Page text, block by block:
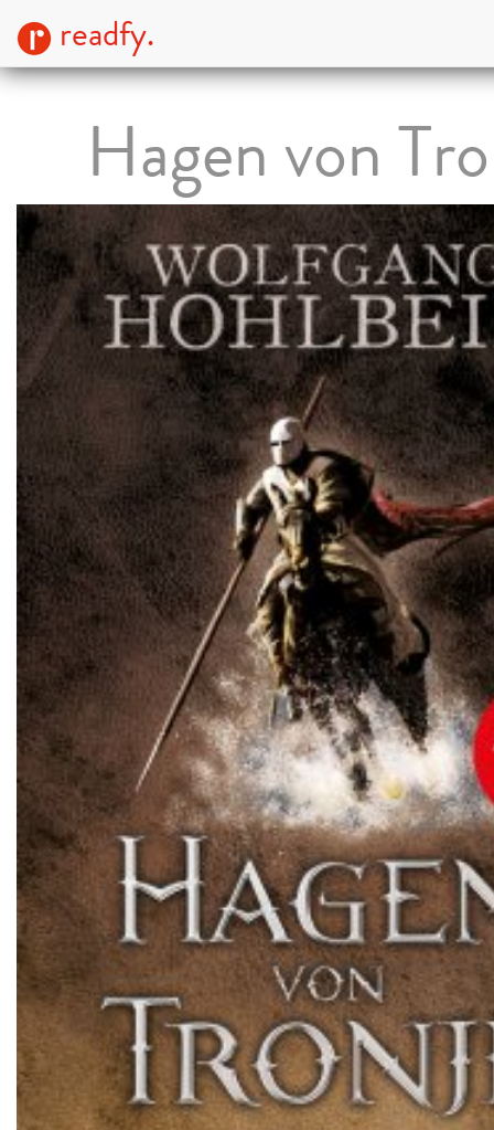
readfy.
Hagen von